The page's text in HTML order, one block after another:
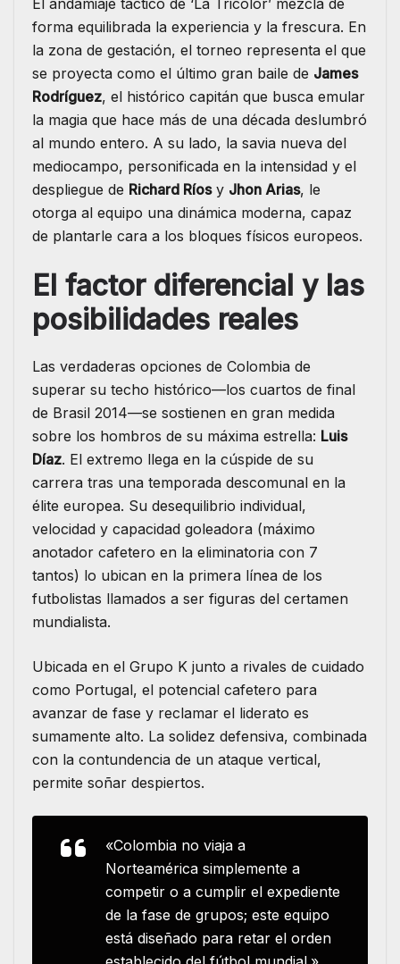
forma equilibrada la experiencia y la frescura. En
la zona de gestación, el torneo representa el que
se proyecta como el último gran baile de James
Rodríguez, el histórico capitán que busca emular
la magia que hace más de una década deslumbró
al mundo entero. A su lado, la savia nueva del
mediocampo, personificada en la intensidad y el
despliegue de Richard Ríosy Jhon Arias, le
otorga al equipo una dinámica moderna, capaz
de plantarle cara a los bloques físicos europeos.
El factor diferencial y las
posibilidades reales
Las verdaderas opciones de Colombia de
superar su techo histórico—los cuartos de final
de Brasil 2014—se sostienen en gran medida
sobre los hombros de su máxima estrella: Luis
Díaz. El extremo llega en la cúspide de su
carrera tras una temporada descomunal en la
élite europea. Su desequilibrio individual,
velocidad y capacidad goleadora (máximo
anotador cafetero en la eliminatoria con 7
tantos) lo ubican en la primera línea de los
futbolistas llamados a ser figuras del certamen
mundialista.
Ubicada en el Grupo K junto a rivales de cuidado
como Portugal, el potencial cafetero para
avanzar de fase y reclamar el liderato es
sumamente alto. La solidez defensiva, combinada
con la contundencia de un ataque vertical,
permite soñar despiertos.
«Colombia no viaja a
Norteamérica simplemente a
competir o a cumplir el expediente
de la fase de grupos; este equipo
está diseñado para retar el orden